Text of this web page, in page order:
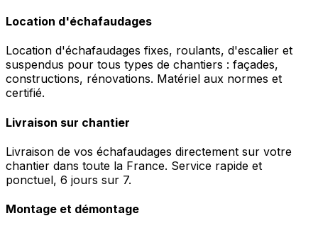
Location d'échafaudages
Location d'échafaudages fixes, roulants, d'escalier et
suspendus pour tous types de chantiers : façades,
constructions, rénovations. Matériel aux normes et
certifié.
Livraison sur chantier
Livraison de vos échafaudages directement sur votre
chantier dans toute la France. Service rapide et
ponctuel, 6 jours sur 7.
Montage et démontage